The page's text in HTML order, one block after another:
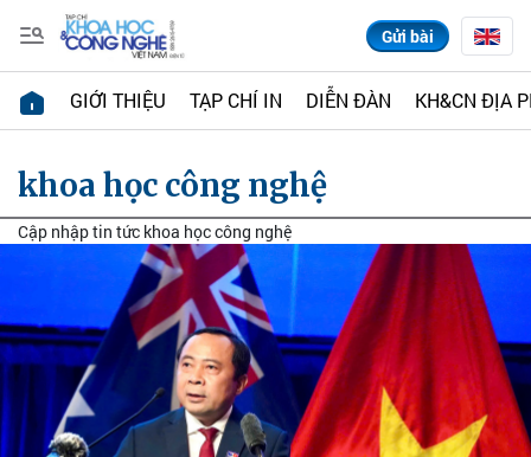
Gửi bài
GIỚI THIỆU TẠP CHÍ IN DIỄN ĐÀN KH&CN ĐỊA
khoa học công nghệ
Cập nhập tin tức khoa học công nghệ